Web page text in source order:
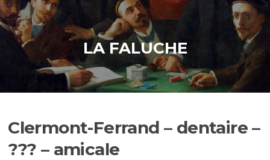
LA FALUCHE
Clermont-Ferrand – dentaire –
??? – amicale